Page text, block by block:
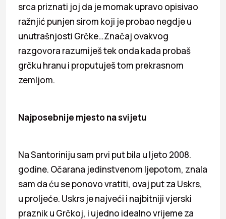
srca priznati joj da je momak upravo opisivao
ražnjić punjen sirom koji je probao negdje u
unutrašnjosti Grčke…Značaj ovakvog
razgovora razumiješ tek onda kada probaš
grčku hranu i proputuješ tom prekrasnom
zemljom.
Najposebnije mjesto na svijetu
Na Santoriniju sam prvi put bila u ljeto 2008.
godine. Očarana jedinstvenom ljepotom, znala
sam da ću se ponovo vratiti, ovaj put za Uskrs,
u proljeće. Uskrs je najveći i najbitniji vjerski
praznik u Grčkoj, i ujedno idealno vrijeme za